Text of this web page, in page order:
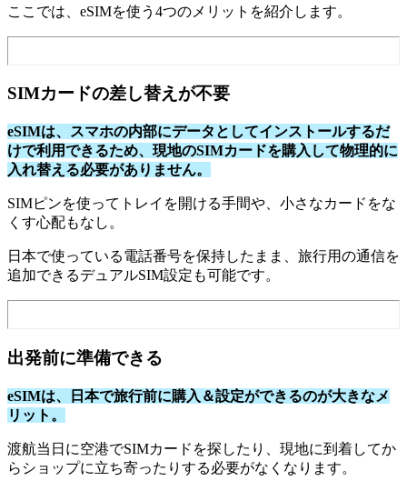
ここでは、eSIMを使う4つのメリットを紹介します。
SIMカードの差し替えが不要
eSIMは、スマホの内部にデータとしてインストールするだ
けで利用できるため、現地のSIMカードを購入して物理的に
入れ替える必要がありません。
SIMピンを使ってトレイを開ける手間や、小さなカードをな
くす心配もなし。
日本で使っている電話番号を保持したまま、旅行用の通信を
追加できるデュアルSIM設定も可能です。
出発前に準備できる
eSIMは、日本で旅行前に購入＆設定ができるのが大きなメ
リット。
渡航当日に空港でSIMカードを探したり、現地に到着してか
らショップに立ち寄ったりする必要がなくなります。